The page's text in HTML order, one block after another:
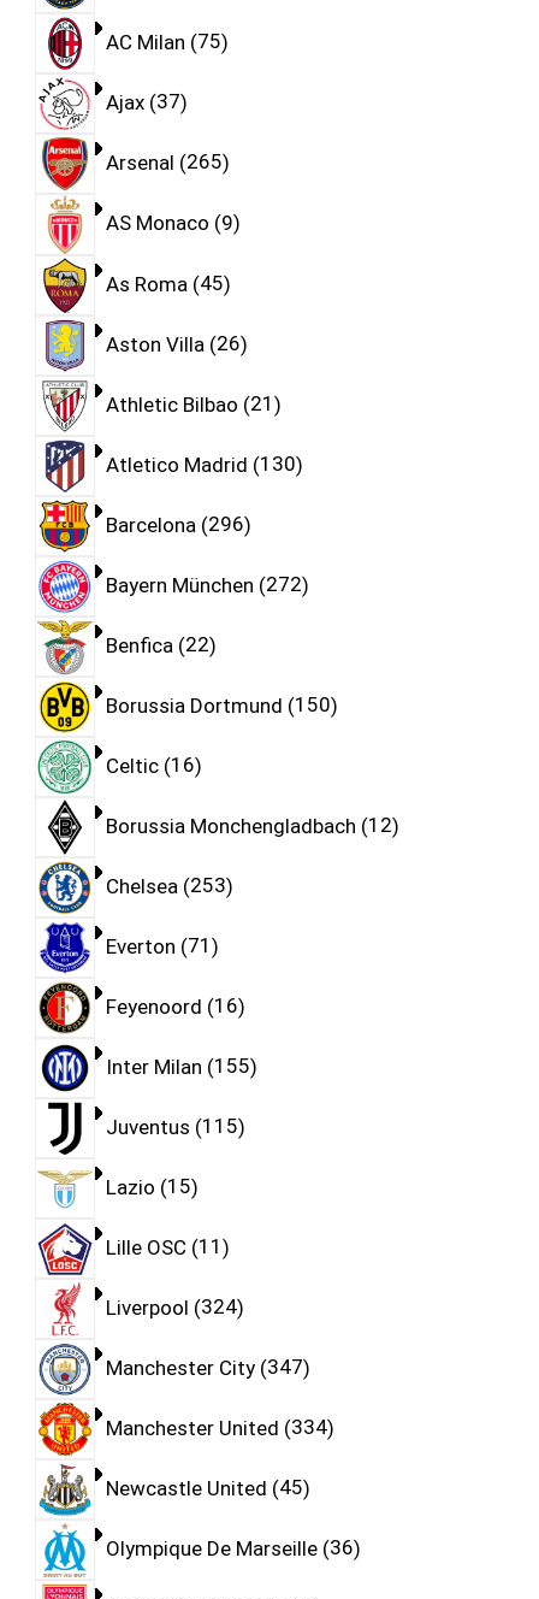
AC Milan 75
Ajax 37
Arsenal 265
AS Monaco 9
As Roma 45
Aston Villa 26
Athletic Bilbao 21
Atletico Madrid 130
Barcelona 296
Bayern München 272
Benfica 22
Borussia Dortmund 150
Celtic 16
Borussia Monchengladbach 12
Chelsea 253
Everton 71
Feyenoord 16
Inter Milan 155
Juventus 115
Lazio 15
Lille OSC 11
Liverpool 324
Manchester City 347
Manchester United 334
Newcastle United 45
Olympique De Marseille 36